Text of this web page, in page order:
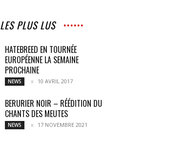
LES PLUS LUS
HATEBREED EN TOURNÉE
EUROPÉENNE LA SEMAINE
PROCHAINE
NEWS 10 AVRIL 2017
BERURIER NOIR – RÉÉDITION DU
CHANTS DES MEUTES
NEWS 17 NOVEMBRE 2021